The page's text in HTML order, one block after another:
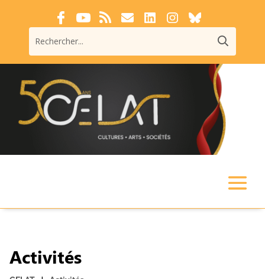
Activités